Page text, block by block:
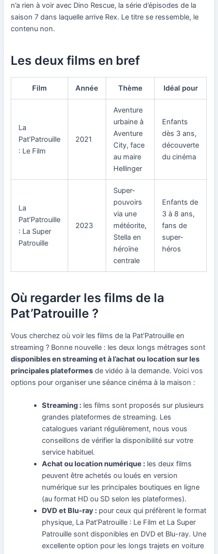
n’a rien à voir avec Dino Rescue, la série d’épisodes de la
saison 7 dans laquelle arrive Rex. Le titre se ressemble, le
contenu non.
Les deux films en bref
Film Année Thème Idéal pour
La
Pat’Patrouille
: Le Film
2021
Aventure
urbaine à
Aventure
City, face
au maire
Hellinger
Enfants
dès 3 ans,
découverte
du cinéma
La
Pat’Patrouille
: La Super
Patrouille
2023
Super-
pouvoirs
via une
météorite,
Stella en
héroïne
centrale
Enfants de
3 à 8 ans,
fans de
super-
héros
Où regarder les films de la
Pat’Patrouille ?
Vous cherchez où voir les films de la Pat’Patrouille en
streaming ? Bonne nouvelle : les deux longs métrages sont
disponibles en streaming et à l’achat ou location sur les
principales plateformes de vidéo à la demande. Voici vos
options pour organiser une séance cinéma à la maison :
Streaming : les films sont proposés sur plusieurs
grandes plateformes de streaming. Les
catalogues variant régulièrement, nous vous
conseillons de vérifier la disponibilité sur votre
service habituel.
Achat ou location numérique : les deux films
peuvent être achetés ou loués en version
numérique sur les principales boutiques en ligne
(au format HD ou SD selon les plateformes).
DVD et Blu-ray : pour ceux qui préfèrent le format
physique, La Pat’Patrouille : Le Film et La Super
Patrouille sont disponibles en DVD et Blu-ray. Une
excellente option pour les longs trajets en voiture